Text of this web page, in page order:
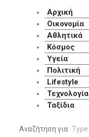
Αρχική
Οικονομία
Αθλητικά
Κόσμος
Υγεία
Πολιτική
Lifestyle
Τεχνολογία
Ταξίδια
Αναζήτηση για: